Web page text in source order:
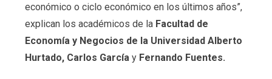
económico o ciclo económico en los últimos años”,
explican los académicos de laFacultad de
Economía y Negocios de la Universidad Alberto
Hurtado, Carlos García yFernando Fuentes.